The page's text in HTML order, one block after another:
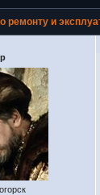
ремонту и